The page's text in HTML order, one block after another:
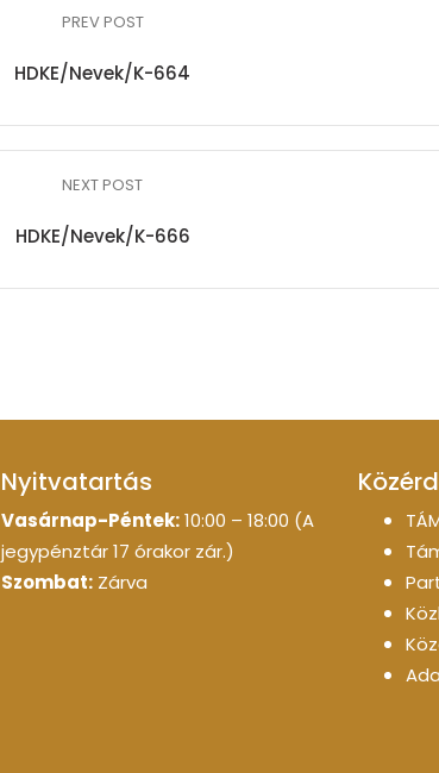
PREV POST
HDKE/Nevek/K-664
NEXT POST
HDKE/Nevek/K-666
Nyitvatartás
Vasárnap-Péntek:10:00 – 18:00 (A
jegypénztár 17 órakor zár.)
Szombat: Zárva